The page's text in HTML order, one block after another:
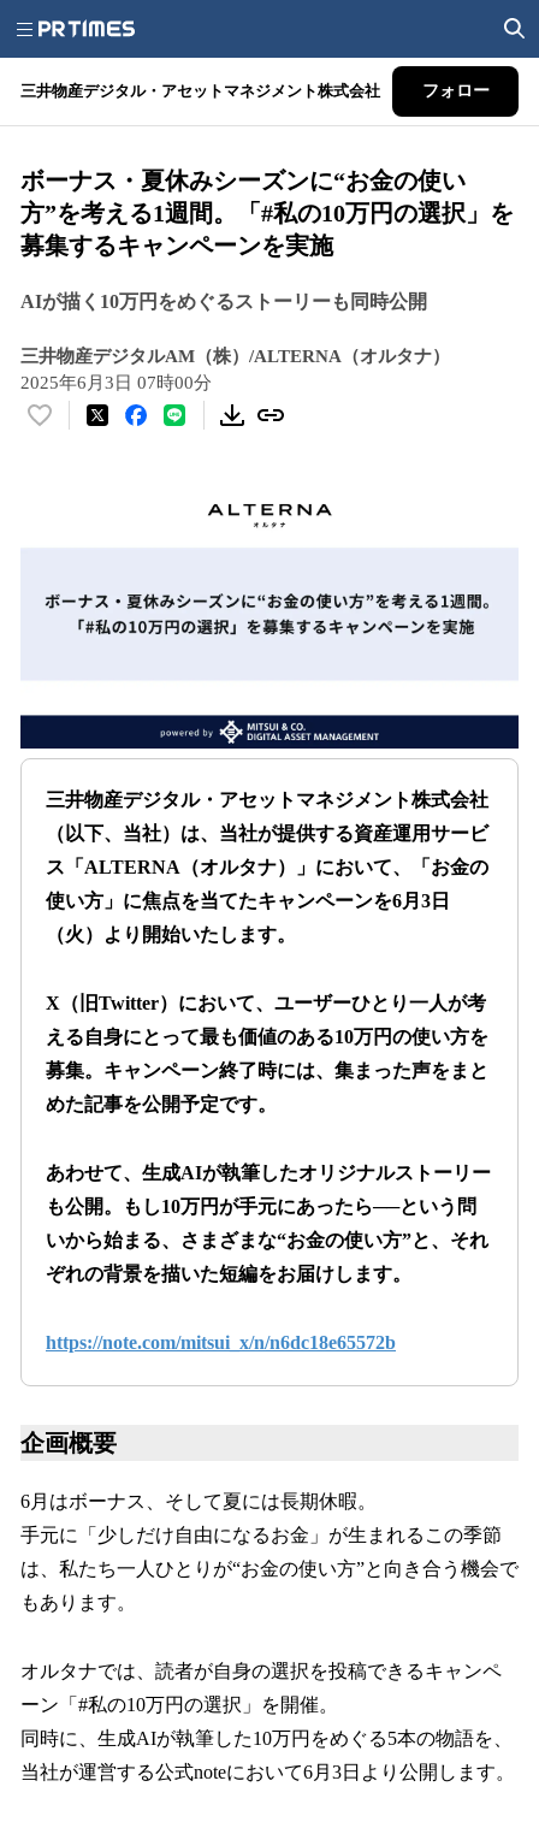
三井物産デジタル・アセットマネジメント株式会社 フォロー
ボーナス・夏休みシーズンに“お金の使い
方”を考える1週間。「#私の10万円の選択」を
募集するキャンペーンを実施
AIが描く10万円をめぐるストーリーも同時公開
三井物産デジタルAM（株）/ALTERNA（オルタナ）
2025年6月3日 07時00分
い
み
三井物産デジタル・アセットマネジメント株式会社
（以下、当社）は、当社が提供する資産運用サービ
ス「ALTERNA（オルタナ）」において、「お金の
使い方」に焦点を当てたキャンペーンを6月3日
（火）より開始いたします。
X（旧Twitter）において、ユーザーひとり一人が考
える自身にとって最も価値のある10万円の使い方を
募集。キャンペーン終了時には、集まった声をまと
めた記事を公開予定です。
あわせて、生成AIが執筆したオリジナルストーリー
も公開。もし10万円が手元にあったら──という問
いから始まる、さまざまな“お金の使い方”と、それ
ぞれの背景を描いた短編をお届けします。
https://note.com/mitsui_x/n/n6dc18e65572b
企画概要
6月はボーナス、そして夏には長期休暇。
手元に「少しだけ自由になるお金」が生まれるこの季節
は、私たち一人ひとりが“お金の使い方”と向き合う機会で
もあります。
オルタナでは、読者が自身の選択を投稿できるキャンペ
ーン「#私の10万円の選択」を開催。
同時に、生成AIが執筆した10万円をめぐる5本の物語を、
当社が運営する公式noteにおいて6月3日より公開します。